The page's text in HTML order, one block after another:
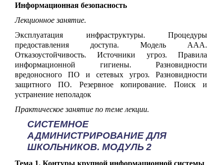
Информационная безопасность
Лекционное занятие.
Эксплуатация инфраструктуры. Процедуры
предоставления доступа. Модель ААА.
Отказоустойчивость. Источники угроз. Правила
информационной гигиены. Разновидности
вредоносного ПО и сетевых угроз. Разновидности
защитного ПО. Резервное копирование. Поиск и
устранение неполадок
Практическое занятие по теме лекции.
СИСТЕМНОЕ
АДМИНИСТРИРОВАНИЕ ДЛЯ
ШКОЛЬНИКОВ. МОДУЛЬ 2
Тема 1. Контуры крупной информационной системы